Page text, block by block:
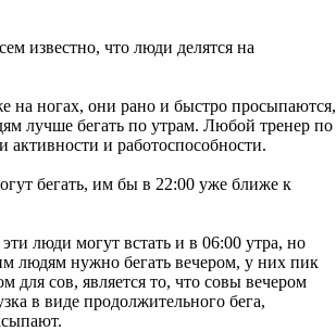
известно, что люди делятся на
на ногах, они рано и быстро просыпаются,
лучше бегать по утрам. Любой тренер по
и работоспособности.
бегать, им бы в 22:00 уже ближе к
люди могут встать и в 06:00 утра, но
людям нужно бегать вечером, у них пик
для сов, является то, что совы вечером
в виде продолжительного бега,